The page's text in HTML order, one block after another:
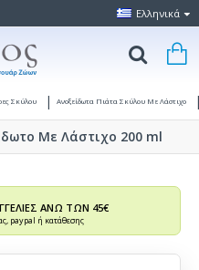
Ελληνικά
Σκύλου Ανοξείδωτα Πιάτα Σκύλου Με Λάστιχο
Με Λάστιχο 200 ml
ΑΝΩ ΤΩΝ 45€
paypal ή κατάθεσης